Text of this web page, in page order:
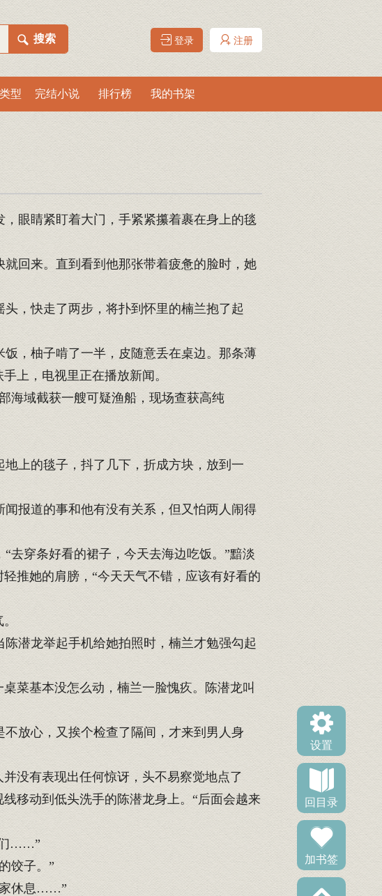
登录 注册
型 完结小说 排行榜 我的书架
设置
回目录
加书签
眼睛紧盯着大门，手紧紧攥着裹在身上的毯
回来。直到看到他那张带着疲惫的脸时，她
，快走了两步，将扑到怀里的楠兰抱了起
，柚子啃了一半，皮随意丢在桌边。那条薄
上，电视里正在播放新闻。
域截获一艘可疑渔船，现场查获高纯
上的毯子，抖了几下，折成方块，放到一
报道的事和他有没有关系，但又怕两人闹得
穿条好看的裙子，今天去海边吃饭。”黯淡
推她的肩膀，“今天天气不错，应该有好看的
潜龙举起手机给她拍照时，楠兰才勉强勾起
菜基本没怎么动，楠兰一脸愧疚。陈潜龙叫
放心，又挨个检查了隔间，才来到男人身
没有表现出任何惊讶，头不易察觉地点了
移动到低头洗手的陈潜龙身上。“后面会越来
们……”
饺子。”
家休息……”